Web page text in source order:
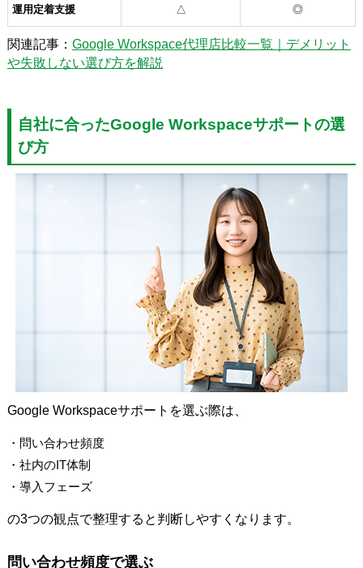
運用定着支援 △ ◎
関連記事： Google Workspace代理店比較一覧｜デメリット
や失敗しない選び方を解説
自社に合ったGoogle Workspaceサポートの選
び方
Google Workspaceサポートを選ぶ際は、
・問い合わせ頻度
・社内のIT体制
・導入フェーズ
の3つの観点で整理すると判断しやすくなります。
問い合わせ頻度で選ぶ